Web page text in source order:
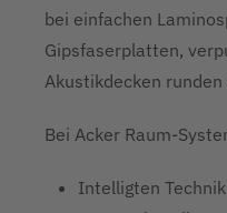
bei einfachen
Gipsfaserplatten,
Akustikdecken
Bei Acker Raum-
Intelligten